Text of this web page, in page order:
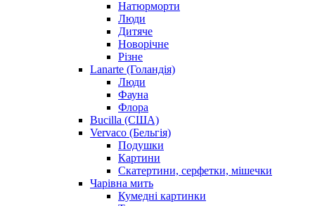
Натюрморти
Люди
Дитяче
Новорічне
Різне
Lanarte (Голандія)
Люди
Фауна
Флора
Bucilla (США)
Vervaco (Бельгія)
Подушки
Картини
Скатертини, серфетки, мішечки
Чарiвна мить
Кумедні картинки